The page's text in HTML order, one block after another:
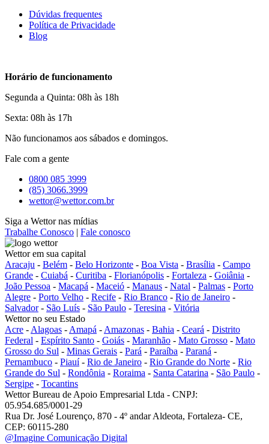
Dúvidas frequentes
Política de Privacidade
Blog
Horário de funcionamento
Segunda a Quinta: 08h às 18h
Sexta: 08h às 17h
Não funcionamos aos sábados e domingos.
Fale com a gente
0800 085 3999
(85) 3066.3999
wettor@wettor.com.br
Siga a Wettor nas mídias
Trabalhe Conosco | Fale conosco
Wettor em sua capital
Aracaju - Belém - Belo Horizonte - Boa Vista - Brasília - Campo
Grande - Cuiabá - Curitiba - Florianópolis - Fortaleza - Goiânia -
João Pessoa - Macapá - Maceió - Manaus - Natal - Palmas - Porto
Alegre - Porto Velho - Recife - Rio Branco - Rio de Janeiro -
Salvador- São Luís - São Paulo - Teresina - Vitória
Wettor no seu Estado
Acre - Alagoas - Amapá - Amazonas - Bahia - Ceará - Distrito
Federal - Espírito Santo - Goiás - Maranhão - Mato Grosso - Mato
Grosso do Sul - Minas Gerais - Pará - Paraíba - Paraná -
Pernambuco - Piauí- Rio de Janeiro - Rio Grande do Norte - Rio
Grande do Sul - Rondônia - Roraima - Santa Catarina - São Paulo -
Sergipe - Tocantins
Wettor Bureau de Apoio Empresarial Ltda - CNPJ:
05.954.685/0001-29
Rua Dr. José Lourenço, 870 - 4º andar Aldeota, Fortaleza- CE,
CEP: 60115-280
@Imagine Comunicação Digital